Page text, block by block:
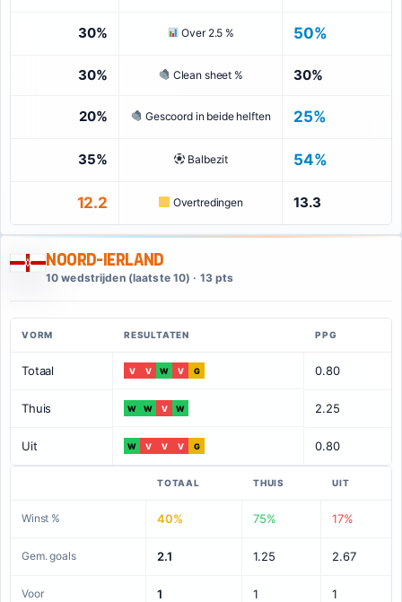
30% Over 2.5 % 50%
30% Clean sheet % 30%
20% Gescoord in beide helften 25%
35% Balbezit 54%
12.2 Overtredingen 13.3
Noord-Ierland
10 wedstrijden (laatste 10) · 13 pts
VORM RESULTATEN PPG
Totaal V V W V G 0.80
Thuis W W V W 2.25
Uit W V V V G 0.80
TOTAAL THUIS UIT
Winst % 40% 75% 17%
Gem. goals 2.1 1.25 2.67
Voor 1 1 1